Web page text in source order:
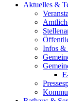
Aktuelles &
Infos &